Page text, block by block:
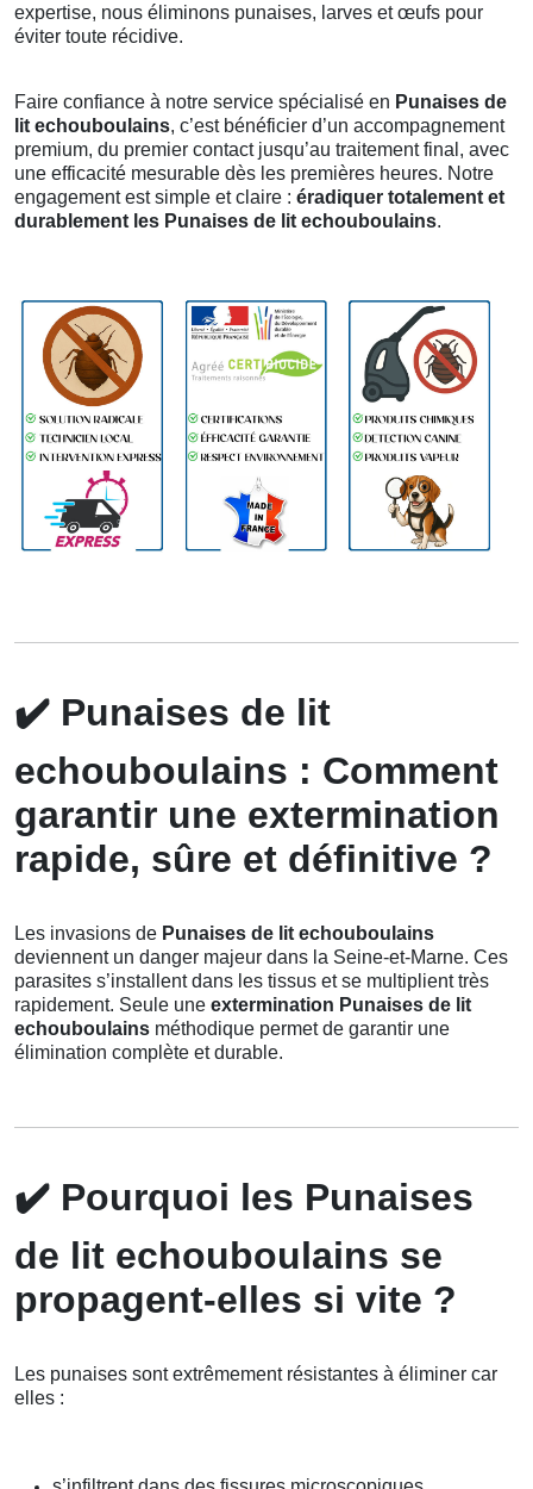
expertise, nous éliminons punaises, larves et œufs pour
éviter toute récidive.
Faire confiance à notre service spécialisé en Punaises de
lit echouboulains, c’est bénéficier d’un accompagnement
premium, du premier contact jusqu’au traitement final, avec
une efficacité mesurable dès les premières heures. Notre
engagement est simple et claire : éradiquer totalement et
durablement les Punaises de lit echouboulains.
✔️ Punaises de lit
echouboulains : Comment
garantir une extermination
rapide, sûre et définitive ?
Les invasions de Punaises de lit echouboulains
deviennent un danger majeur dans la Seine-et-Marne. Ces
parasites s’installent dans les tissus et se multiplient très
rapidement. Seule une extermination Punaises de lit
echouboulains méthodique permet de garantir une
élimination complète et durable.
✔️ Pourquoi les Punaises
de lit echouboulains se
propagent-elles si vite ?
Les punaises sont extrêmement résistantes à éliminer car
elles :